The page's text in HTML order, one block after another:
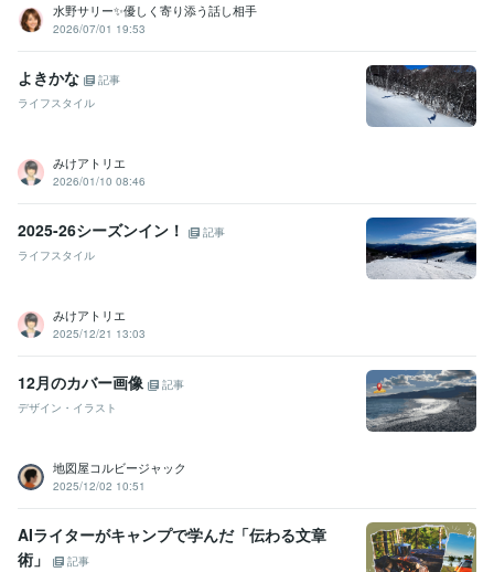
水野サリー✨優しく寄り添う話し相手
2026/07/01 19:53
よきかな
記事
ライフスタイル
みけアトリエ
2026/01/10 08:46
2025-26シーズンイン！
記事
ライフスタイル
みけアトリエ
2025/12/21 13:03
12月のカバー画像
記事
デザイン・イラスト
地図屋コルビージャック
2025/12/02 10:51
AIライターがキャンプで学んだ「伝わる文章
術」
記事